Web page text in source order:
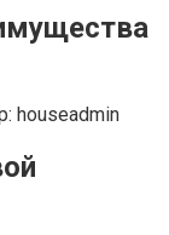
houseadmin